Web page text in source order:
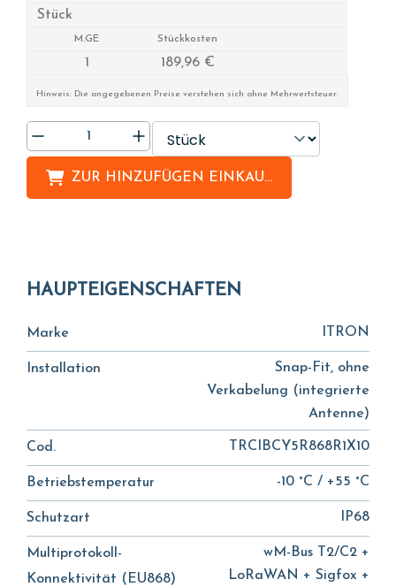
Stück
M.GE Stückkosten
1 189,96 €
Hinweis: Die angegebenen Preise verstehen sich ohne Mehrwertsteuer.
ZUR HINZUFÜGEN EINKAUFSLISTE
HAUPTEIGENSCHAFTEN
Marke ITRON
Installation
Snap-Fit, ohne
Verkabelung (integrierte
Antenne)
Cod. TRCIBCY5R868R1X10
Betriebstemperatur -10 °C / +55 °C
Schutzart IP68
Multiprotokoll-
Konnektivität (EU868)
wM-Bus T2/C2 +
LoRaWAN + Sigfox +